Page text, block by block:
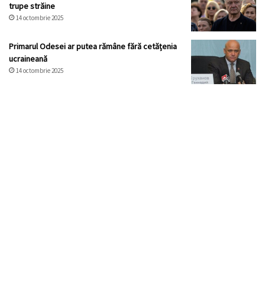
trupe străine
14 octombrie 2025
Primarul Odesei ar putea rămâne fără cetățenia
ucraineană
14 octombrie 2025